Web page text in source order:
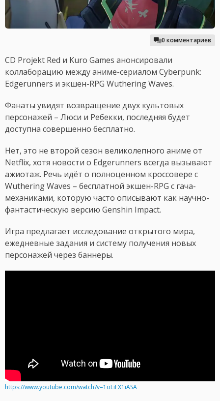
0 комментариев
CD Projekt Red и Kuro Games анонсировали
коллаборацию между аниме-сериалом Cyberpunk:
Edgerunners и экшен-RPG Wuthering Waves.
Фанаты увидят возвращение двух культовых
персонажей – Люси и Ребекки, последняя будет
доступна совершенно бесплатно.
Нет, это не второй сезон великолепного аниме от
Netflix, хотя новости о Edgerunners всегда вызывают
ажиотаж. Речь идёт о полноценном кроссовере с
Wuthering Waves – бесплатной экшен-RPG с гача-
механиками, которую часто описывают как научно-
фантастическую версию Genshin Impact.
Игра предлагает исследование открытого мира,
ежедневные задания и систему получения новых
персонажей через баннеры.
https://www.youtube.com/watch?v=1oEiFX1iASA